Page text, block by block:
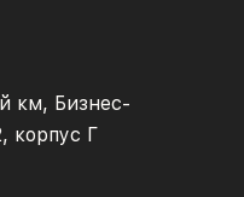
км, Бизнес-
корпус Г